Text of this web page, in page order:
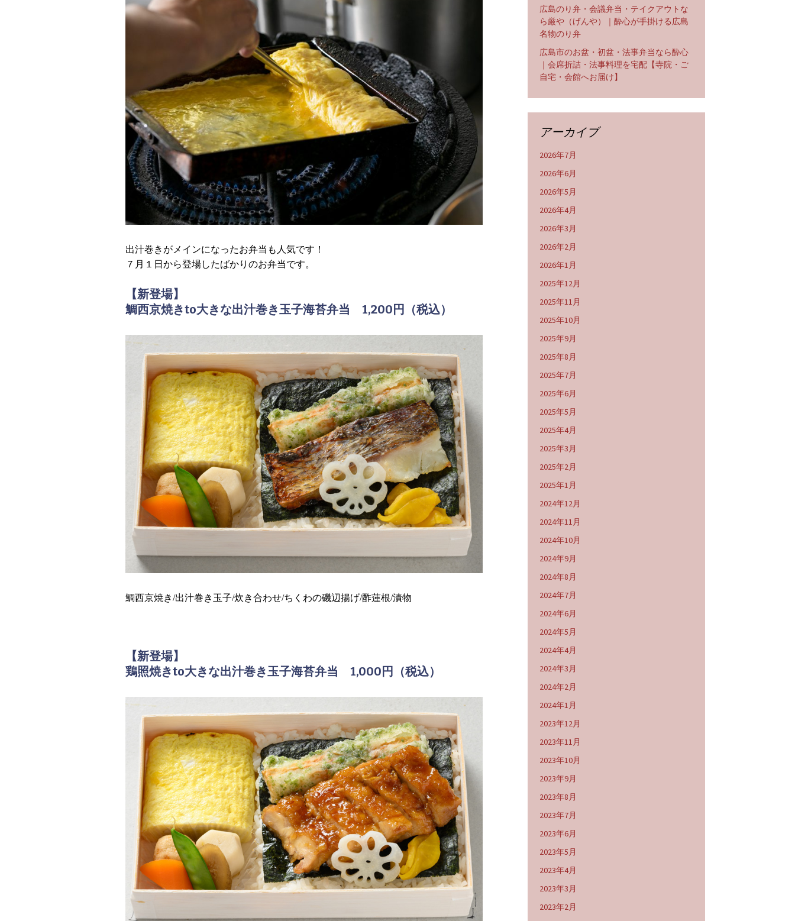
出汁巻きがメインになったお弁当も人気です！
７月１日から登場したばかりのお弁当です。
【新登場】
鯛西京焼きto大きな出汁巻き玉子海苔弁当 1,200円（税込）
鯛西京焼き/出汁巻き玉子/炊き合わせ/ちくわの磯辺揚げ/酢蓮根/漬物
【新登場】
鶏照焼きto大きな出汁巻き玉子海苔弁当 1,000円（税込）
広島のり弁・会議弁当・テイクアウトな
ら厳や（げんや）｜酔心が手掛ける広島
名物のり弁
広島市のお盆・初盆・法事弁当なら酔心
｜会席折詰・法事料理を宅配【寺院・ご
自宅・会館へお届け】
アーカイブ
2026年7月
2026年6月
2026年5月
2026年4月
2026年3月
2026年2月
2026年1月
2025年12月
2025年11月
2025年10月
2025年9月
2025年8月
2025年7月
2025年6月
2025年5月
2025年4月
2025年3月
2025年2月
2025年1月
2024年12月
2024年11月
2024年10月
2024年9月
2024年8月
2024年7月
2024年6月
2024年5月
2024年4月
2024年3月
2024年2月
2024年1月
2023年12月
2023年11月
2023年10月
2023年9月
2023年8月
2023年7月
2023年6月
2023年5月
2023年4月
2023年3月
2023年2月